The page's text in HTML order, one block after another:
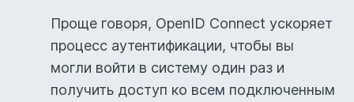
Проще говоря, OpenID Connect ускоряет
процесс аутентификации, чтобы вы
могли войти в систему один раз и
получить доступ ко всем подключенным